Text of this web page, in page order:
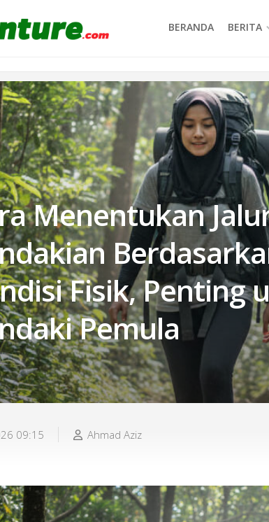
BERANDA BERITA
Menentukan
Fisik, Penting
Pemula
09:15 Ahmad Aziz